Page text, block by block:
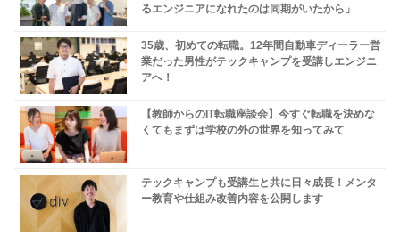
るエンジニアになれたのは同期がいたから」
35歳、初めての転職。12年間自動車ディーラー営
業だった男性がテックキャンプを受講しエンジニ
アへ！
【教師からのIT転職座談会】今すぐ転職を決めな
くてもまずは学校の外の世界を知ってみて
テックキャンプも受講生と共に日々成長！メンタ
ー教育や仕組み改善内容を公開します